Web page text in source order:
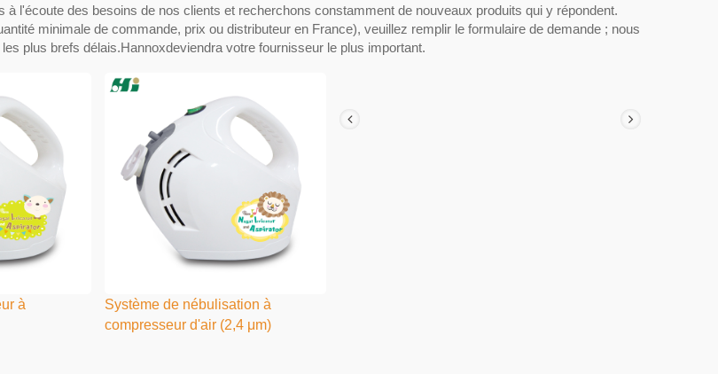
à l'écoute des besoins de nos clients et recherchons constamment de nouveaux produits qui y répondent.
minimale de commande, prix ou distributeur en France), veuillez remplir le formulaire de demande ; nous
plus brefs délais.Hannoxdeviendra votre fournisseur le plus important.
à
Système de nébulisation à
compresseur d'air (2,4 μm)